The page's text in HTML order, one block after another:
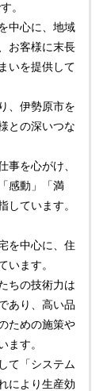
。
中心に、地域
お客様に末長
いを提供して
、伊勢原市を
との深いつな
事を心がけ、
感動」「満
しています。
を中心に、住
います。
ちの技術力は
あり、高い品
ための施策や
ます。
て「システム
により生産効